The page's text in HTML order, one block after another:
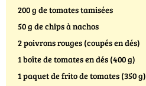
200 g de tomates tamisées
50 g de chips à nachos
2 poivrons rouges (coupés en dés)
1 boîte de tomates en dés (400 g)
1 paquet de frito de tomates (350 g)